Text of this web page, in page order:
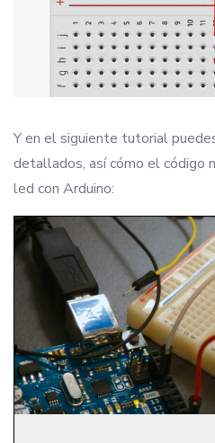
Y en el siguiente tutorial
detallados, así cómo el código
led con Arduino: